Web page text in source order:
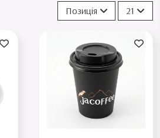
Позиція 21